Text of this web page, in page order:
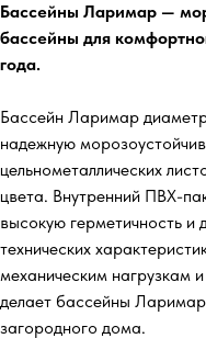
Бассейны Ларимар —
бассейны для
года.
Бассейн Ларимар
надежную
цельнометаллических
цвета. Внутренний ПВХ-
высокую герметичность и
технических
механическим нагрузкам
делает бассейны
загородного дома.